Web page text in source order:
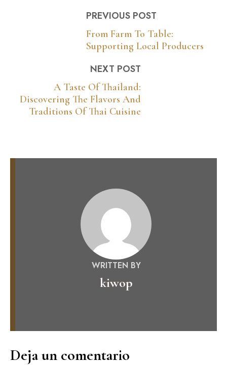
PREVIOUS POST
From Farm To Table:
Supporting Local Producers
NEXT POST
A Taste Of Thailand:
Discovering The Flavors And
Traditions Of Thai Cuisine
WRITTEN BY
kiwop
Deja un comentario